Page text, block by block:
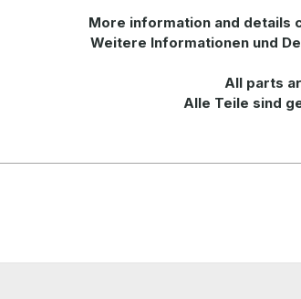
More information and details
Weitere Informationen und
All parts
Alle Teile sind